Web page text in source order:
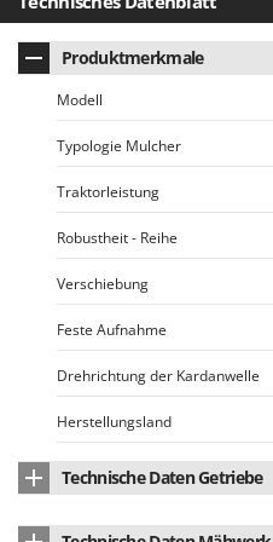
Makita
MAMMAMIA
Marina Systems
Master
Mastercook
McCulloch
Michelin
Mille
Minox
Mockmill
More than chef
MOSA
MOVA
Produktmerkmale
Modell
Typologie Mulcher
Traktorleistung
Robustheit - Reihe
Verschiebung
Feste Aufnahme
Drehrichtung der Kardanwelle
Herstellungsland
Technische Daten Getriebe